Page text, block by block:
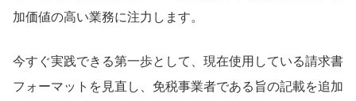
加価値の高い業務に注力します。
今すぐ実践できる第一歩として、現在使用している請求書
フォーマットを見直し、免税事業者である旨の記載を追加